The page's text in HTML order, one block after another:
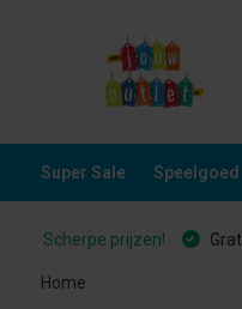
Super Sale Speelgoed
Scherpe prijzen!
Home